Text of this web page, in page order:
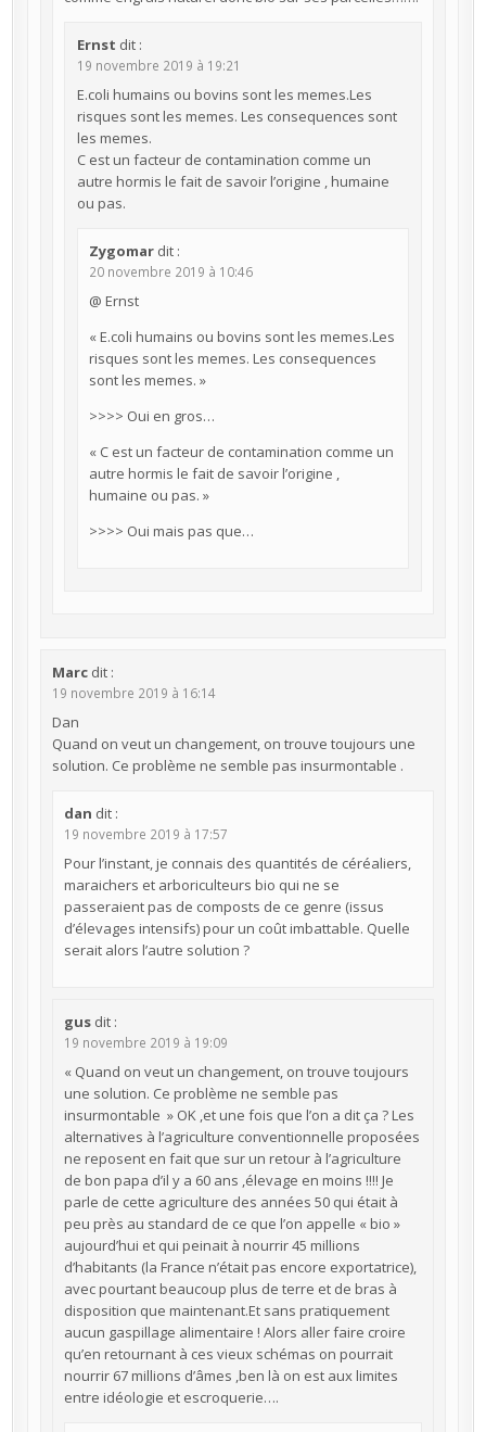
Ernst dit :
19 novembre 2019 à 19:21
E.coli humains ou bovins sont les memes.Les
risques sont les memes. Les consequences sont
les memes.
C est un facteur de contamination comme un
autre hormis le fait de savoir l’origine , humaine
ou pas.
Zygomar dit :
20 novembre 2019 à 10:46
@ Ernst
« E.coli humains ou bovins sont les memes.Les
risques sont les memes. Les consequences
sont les memes. »
>>>> Oui en gros…
« C est un facteur de contamination comme un
autre hormis le fait de savoir l’origine ,
humaine ou pas. »
>>>> Oui mais pas que…
Marc dit :
19 novembre 2019 à 16:14
Dan
Quand on veut un changement, on trouve toujours une
solution. Ce problème ne semble pas insurmontable .
dan dit :
19 novembre 2019 à 17:57
Pour l’instant, je connais des quantités de céréaliers,
maraichers et arboriculteurs bio qui ne se
passeraient pas de composts de ce genre (issus
d’élevages intensifs) pour un coût imbattable. Quelle
serait alors l’autre solution ?
gus dit :
19 novembre 2019 à 19:09
« Quand on veut un changement, on trouve toujours
une solution. Ce problème ne semble pas
insurmontable » OK ,et une fois que l’on a dit ça ? Les
alternatives à l’agriculture conventionnelle proposées
ne reposent en fait que sur un retour à l’agriculture
de bon papa d’il y a 60 ans ,élevage en moins !!!! Je
parle de cette agriculture des années 50 qui était à
peu près au standard de ce que l’on appelle « bio »
aujourd’hui et qui peinait à nourrir 45 millions
d’habitants (la France n’était pas encore exportatrice),
avec pourtant beaucoup plus de terre et de bras à
disposition que maintenant.Et sans pratiquement
aucun gaspillage alimentaire ! Alors aller faire croire
qu’en retournant à ces vieux schémas on pourrait
nourrir 67 millions d’âmes ,ben là on est aux limites
entre idéologie et escroquerie….